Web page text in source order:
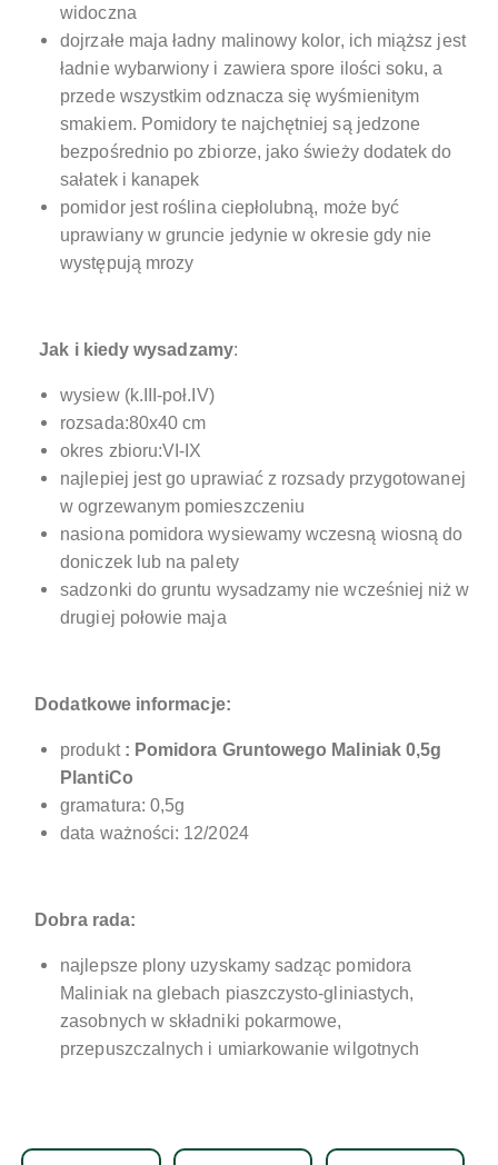
widoczna
dojrzałe maja ładny malinowy kolor, ich miąższ jest
ładnie wybarwiony i zawiera spore ilości soku, a
przede wszystkim odznacza się wyśmienitym
smakiem. Pomidory te najchętniej są jedzone
bezpośrednio po zbiorze, jako świeży dodatek do
sałatek i kanapek
pomidor jest roślina ciepłolubną, może być
uprawiany w gruncie jedynie w okresie gdy nie
występują mrozy
Jak i kiedy wysadzamy:
wysiew (k.III-poł.IV)
rozsada:80x40 cm
okres zbioru:VI-IX
najlepiej jest go uprawiać z rozsady przygotowanej
w ogrzewanym pomieszczeniu
nasiona pomidora wysiewamy wczesną wiosną do
doniczek lub na palety
sadzonki do gruntu wysadzamy nie wcześniej niż w
drugiej połowie maja
Dodatkowe informacje:
produkt: Pomidora Gruntowego Maliniak 0,5g
PlantiCo
gramatura: 0,5g
data ważności: 12/2024
Dobra rada:
najlepsze plony uzyskamy sadząc pomidora
Maliniak na glebach piaszczysto-gliniastych,
zasobnych w składniki pokarmowe,
przepuszczalnych i umiarkowanie wilgotnych